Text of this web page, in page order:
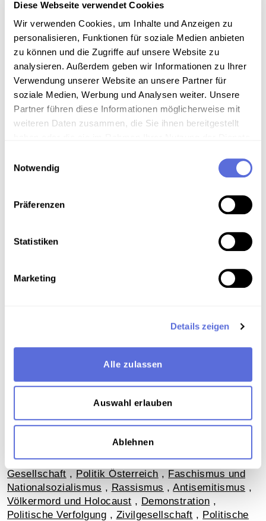
Diese Webseite verwendet Cookies
Wir verwenden Cookies, um Inhalte und Anzeigen zu
personalisieren, Funktionen für soziale Medien anbieten
zu können und die Zugriffe auf unsere Website zu
analysieren. Außerdem geben wir Informationen zu Ihrer
Verwendung unserer Website an unsere Partner für
soziale Medien, Werbung und Analysen weiter. Unsere
Partner führen diese Informationen möglicherweise mit
weiteren Daten zusammen, die Sie ihnen bereitgestellt
Notwendig
Präferenzen
Statistiken
Marketing
Details zeigen
Alle zulassen
Auswahl erlauben
Ablehnen
Inhalt
Gedenkveranstaltung für die Opfer des
Nationalsozialismus mit 80.000 Kerzen am Wiener
Heldenplatz 70 Jahre nach dem Anschluss 1938 und
ein Zeichen gegen Rassismus.
Sammlungsgeschichte
Reden und Ansprachen
Technische Anmerkungen
Verortung in der digitalen Sammlung
Gesellschaft , Politik Österreich , Faschismus und
Nationalsozialismus , Rassismus ,Antisemitismus ,
Völkermord und Holocaust , Demonstration ,
Politische Verfolgung , Zivilgesellschaft , Politische